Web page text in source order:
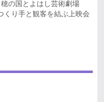
の国とよはし芸術劇場
くり手と観客を結ぶ上映会